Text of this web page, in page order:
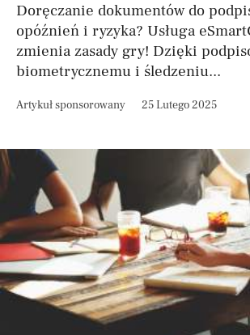
Doręczanie dokumentów do
opóźnień i ryzyka? Usługa
zmienia zasady gry! Dzięki
biometrycznemu i śledzeniu...
Artykuł sponsorowany 25 Lutego 2025